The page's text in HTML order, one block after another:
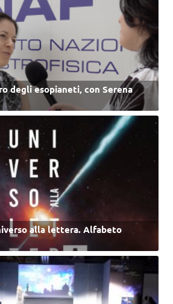
degli esopianeti, con Serena
alla lettera. Alfabeto